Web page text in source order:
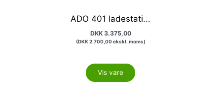
ADO 401 ladestati...
DKK3.375,00
(DKK2.700,00ekskl. moms)
Vis vare